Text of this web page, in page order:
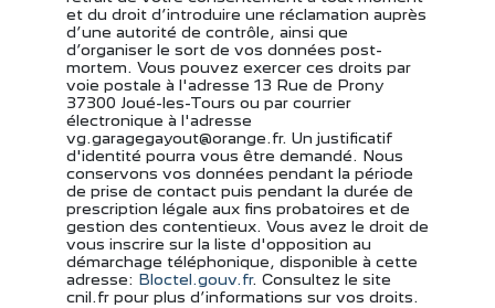
et du droit d’introduire une réclamation auprès
d’une autorité de contrôle, ainsi que
d’organiser le sort de vos données post-
mortem. Vous pouvez exercer ces droits par
voie postale à l'adresse 13 Rue de Prony
37300 Joué-les-Tours ou par courrier
électronique à l'adresse
vg.garagegayout@orange.fr. Un justificatif
d'identité pourra vous être demandé. Nous
conservons vos données pendant la période
de prise de contact puis pendant la durée de
prescription légale aux fins probatoires et de
gestion des contentieux. Vous avez le droit de
vous inscrire sur la liste d'opposition au
démarchage téléphonique, disponible à cette
adresse: Bloctel.gouv.fr. Consultez le site
cnil.fr pour plus d’informations sur vos droits.